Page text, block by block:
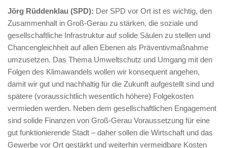
Jörg Rüddenklau (SPD): Der SPD vor Ort ist es wichtig, den
Zusammenhalt in Groß-Gerau zu stärken, die soziale und
gesellschaftliche Infrastruktur auf solide Säulen zu stellen und
Chancengleichheit auf allen Ebenen als Präventivmaßnahme
umzusetzen. Das Thema Umweltschutz und Umgang mit den
Folgen des Klimawandels wollen wir konsequent angehen,
damit wir gut und nachhaltig für die Zukunft aufgestellt sind und
spätere (voraussichtlich wesentlich höhere) Folgekosten
vermieden werden. Neben dem gesellschaftlichen Engagement
sind solide Finanzen von Groß-Gerau Voraussetzung für eine
gut funktionierende Stadt – daher sollen die Wirtschaft und das
Gewerbe vor Ort gestärkt und weiterhin vermeidbare Kosten